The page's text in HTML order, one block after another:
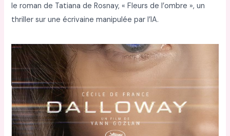
le roman de Tatiana de Rosnay, « Fleurs de l’ombre », un
thriller sur une écrivaine manipulée par l’IA.